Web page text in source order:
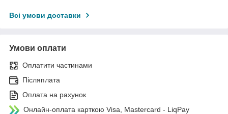
Всі умови доставки
Умови оплати
Оплатити частинами
Післяплата
Оплата на рахунок
Онлайн-оплата карткою Visa, Mastercard - LiqPay